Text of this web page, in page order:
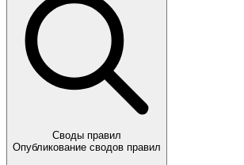
Своды правил
Опубликование сводов правил